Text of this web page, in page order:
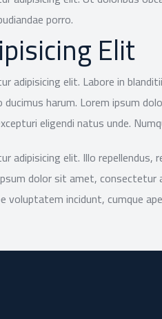
porro.
Elit
adipisicing elit. Labore in
harum. Lorem ipsum
eligendi natus unde.
adipisicing elit. Illo
dolor sit amet, consectetur
incidunt, cumque